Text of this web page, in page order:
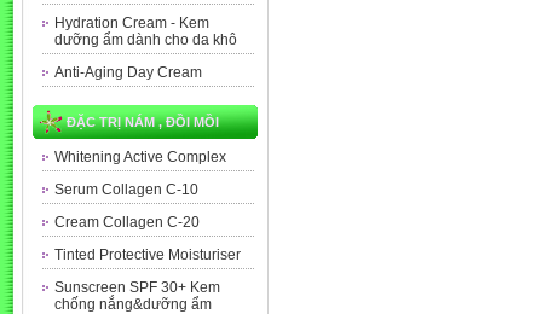
Hydration Cream - Kem
dưỡng ẩm dành cho da khô
Anti-Aging Day Cream
ĐẶC TRỊ NÁM , ĐỒI MỒI
Whitening Active Complex
Serum Collagen C-10
Cream Collagen C-20
Tinted Protective Moisturiser
Sunscreen SPF 30+ Kem
chống nắng&dưỡng ẩm